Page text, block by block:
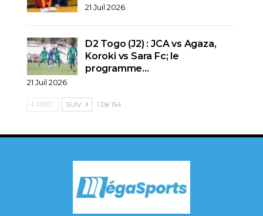
21 Juil 2026
D2 Togo (J2) : JCA vs Agaza,
Koroki vs Sara Fc; le
programme…
21 Juil 2026
PRÉC. SUIV. 1 De 154